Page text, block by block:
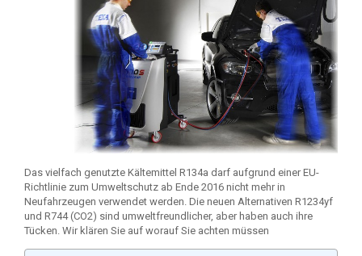
Das vielfach genutzte Kältemittel R134a darf aufgrund einer EU-
Richtlinie zum Umweltschutz ab Ende 2016 nicht mehr in
Neufahrzeugen verwendet werden. Die neuen Alternativen R1234yf
und R744 (CO2) sind umweltfreundlicher, aber haben auch ihre
Tücken. Wir klären Sie auf worauf Sie achten müssen